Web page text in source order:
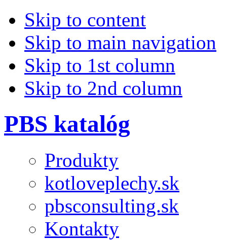
Skip to content
Skip to main navigation
Skip to 1st column
Skip to 2nd column
PBS katalóg
Produkty
kotloveplechy.sk
pbsconsulting.sk
Kontakty